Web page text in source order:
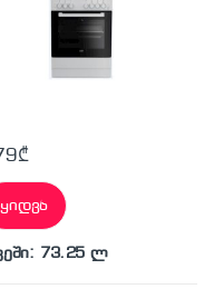
₾
ყიდვა
73.25 ლ